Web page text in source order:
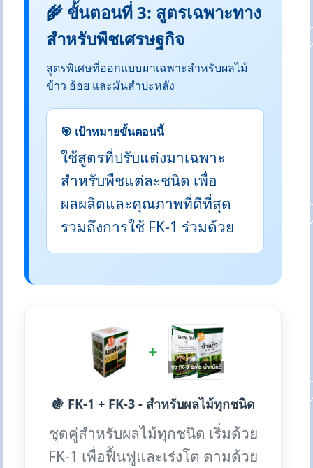
🌾 ขั้นตอนที่ 3: สูตรเฉพาะทาง
สำหรับพืชเศรษฐกิจ
สูตรพิเศษที่ออกแบบมาเฉพาะสำหรับผลไม้
ข้าว อ้อย และมันสำปะหลัง
🎯 เป้าหมายขั้นตอนนี้
ใช้สูตรที่ปรับแต่งมาเฉพาะ
สำหรับพืชแต่ละชนิด เพื่อ
ผลผลิตและคุณภาพที่ดีที่สุด
รวมถึงการใช้ FK-1 ร่วมด้วย
+
🍇 FK-1 + FK-3 - สำหรับผลไม้ทุกชนิด
ชุดคู่สำหรับผลไม้ทุกชนิด เริ่มด้วย
FK-1 เพื่อฟื้นฟูและเร่งโต ตามด้วย